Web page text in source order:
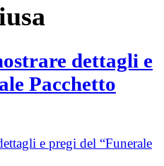
dettagli e
Pacchetto